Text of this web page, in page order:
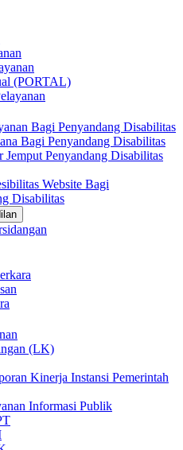
(PORTAL)
Bagi Penyandang Disabilitas
Bagi Penyandang Disabilitas
Jemput Penyandang Disabilitas
Website Bagi
Disabilitas
(LK)
Kinerja Instansi Pemerintah
Informasi Publik